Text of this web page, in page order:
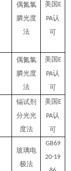
偶氮氯
膦光度
法
美国 E
PA认
可
偶氮氯
膦光度
法
美国 E
PA认
可
镉试剂
分光光
度法
美国 E
PA认
可
玻璃电
极法
GB69
20-19